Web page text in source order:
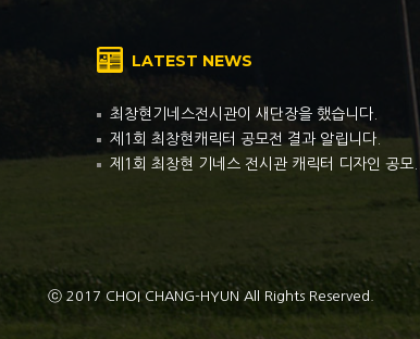
LATEST NEWS
최창현기네스전시관이 새단장을 했습니다.
제1회 최창현캐릭터 공모전 결과 알립니다.
제1회 최창현 기네스 전시관 캐릭터 디자인 공모...
ⓒ 2017 CHOI CHANG-HYUN All Rights Reserved.